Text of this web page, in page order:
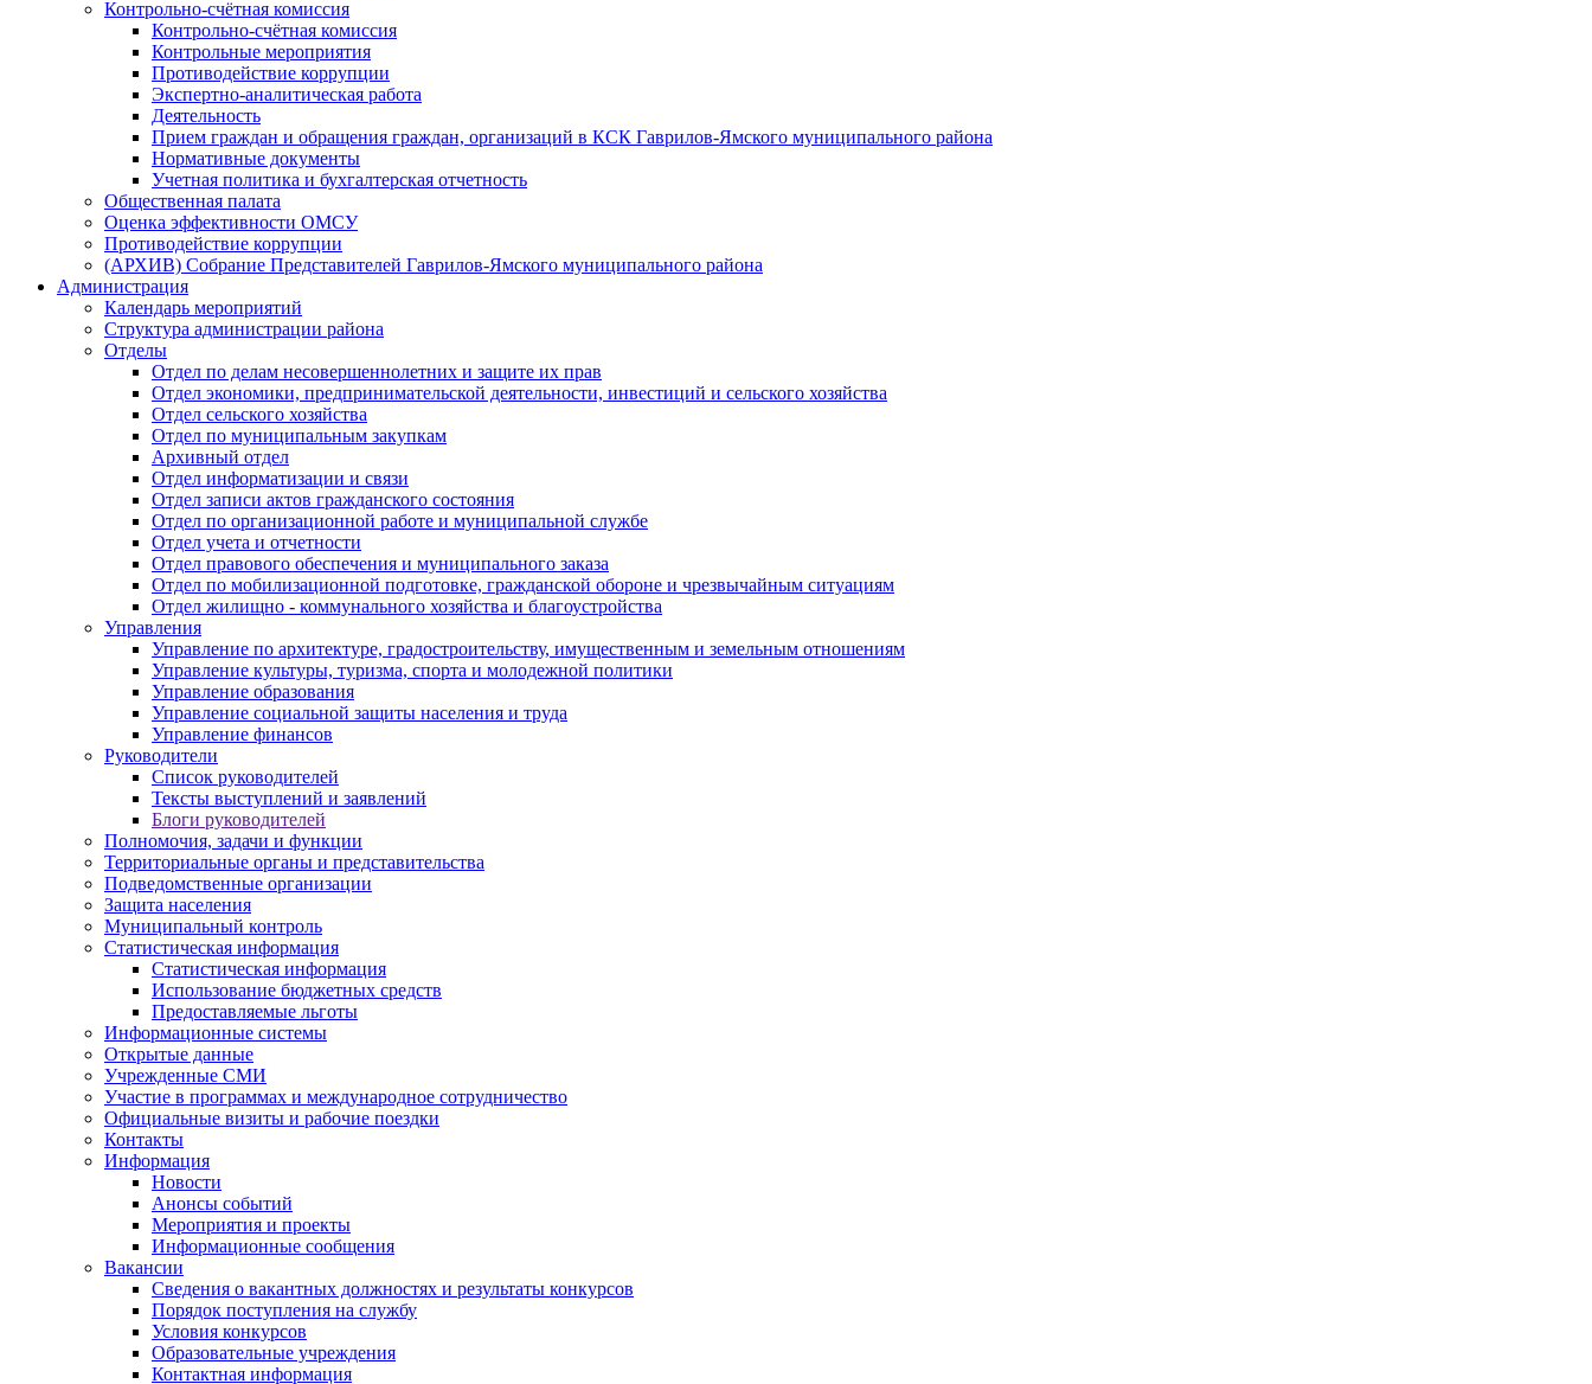
Контрольно-счётная комиссия
Контрольно-счётная комиссия
Контрольные мероприятия
Противодействие коррупции
Экспертно-аналитическая работа
Деятельность
Прием граждан и обращения граждан, организаций в КСК Гаврилов-Ямского муниципального района
Нормативные документы
Учетная политика и бухгалтерская отчетность
Общественная палата
Оценка эффективности ОМСУ
Противодействие коррупции
(АРХИВ) Собрание Представителей Гаврилов-Ямского муниципального района
Администрация
Календарь мероприятий
Структура администрации района
Отделы
Отдел по делам несовершеннолетних и защите их прав
Отдел экономики, предпринимательской деятельности, инвестиций и сельского хозяйства
Отдел сельского хозяйства
Отдел по муниципальным закупкам
Архивный отдел
Отдел информатизации и связи
Отдел записи актов гражданского состояния
Отдел по организационной работе и муниципальной службе
Отдел учета и отчетности
Отдел правового обеспечения и муниципального заказа
Отдел по мобилизационной подготовке, гражданской обороне и чрезвычайным ситуациям
Отдел жилищно - коммунального хозяйства и благоустройства
Управления
Управление по архитектуре, градостроительству, имущественным и земельным отношениям
Управление культуры, туризма, спорта и молодежной политики
Управление образования
Управление социальной защиты населения и труда
Управление финансов
Руководители
Список руководителей
Тексты выступлений и заявлений
Блоги руководителей
Полномочия, задачи и функции
Территориальные органы и представительства
Подведомственные организации
Защита населения
Муниципальный контроль
Статистическая информация
Статистическая информация
Использование бюджетных средств
Предоставляемые льготы
Информационные системы
Открытые данные
Учрежденные СМИ
Участие в программах и международное сотрудничество
Официальные визиты и рабочие поездки
Контакты
Информация
Новости
Анонсы событий
Мероприятия и проекты
Информационные сообщения
Вакансии
Сведения о вакантных должностях и результаты конкурсов
Порядок поступления на службу
Условия конкурсов
Образовательные учреждения
Контактная информация